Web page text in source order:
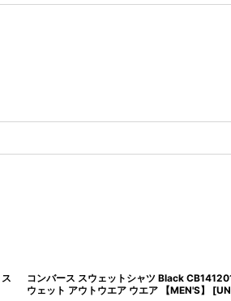
コンバース スウェットシャツ Black
ウェット アウトウエア ウエア 【MEN'S】
[